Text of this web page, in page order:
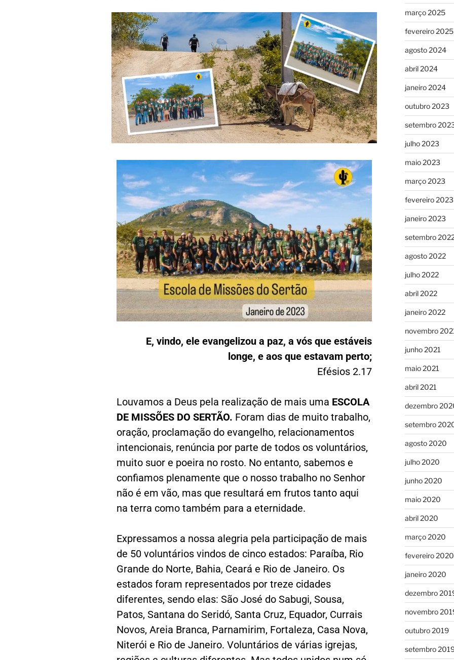
E, vindo, ele evangelizou a paz, a vós que estáveis
longe, e aos que estavam perto;
Efésios 2.17
Louvamos a Deus pela realização de mais uma ESCOLA
DE MISSÕES DO SERTÃO. Foram dias de muito trabalho,
oração, proclamação do evangelho, relacionamentos
intencionais, renúncia por parte de todos os voluntários,
muito suor e poeira no rosto. No entanto, sabemos e
confiamos plenamente que o nosso trabalho no Senhor
não é em vão, mas que resultará em frutos tanto aqui
na terra como também para a eternidade.
Expressamos a nossa alegria pela participação de mais
de 50 voluntários vindos de cinco estados: Paraíba, Rio
Grande do Norte, Bahia, Ceará e Rio de Janeiro. Os
estados foram representados por treze cidades
diferentes, sendo elas: São José do Sabugi, Sousa,
Patos, Santana do Seridó, Santa Cruz, Equador, Currais
Novos, Areia Branca, Parnamirim, Fortaleza, Casa Nova,
Niterói e Rio de Janeiro. Voluntários de várias igrejas,
março 2025
fevereiro 2025
agosto 2024
abril 2024
janeiro 2024
outubro 2023
setembro
julho 2023
maio 2023
março 2023
fevereiro 2023
janeiro 2023
setembro
agosto 2022
julho 2022
abril 2022
janeiro 2022
novembro
junho 2021
maio 2021
abril 2021
dezembro
setembro
agosto 2020
julho 2020
junho 2020
maio 2020
abril 2020
março 2020
fevereiro 2020
janeiro 2020
dezembro
novembro
outubro 2019
setembro